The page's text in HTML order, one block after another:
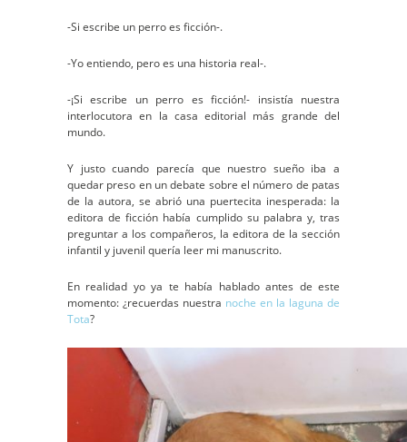
-Si escribe un perro es ficción-.
-Yo entiendo, pero es una historia real-.
-¡Si escribe un perro es ficción!- insistía nuestra
interlocutora en la casa editorial más grande del
mundo.
Y justo cuando parecía que nuestro sueño iba a
quedar preso en un debate sobre el número de patas
de la autora, se abrió una puertecita inesperada: la
editora de ficción había cumplido su palabra y, tras
preguntar a los compañeros, la editora de la sección
infantil y juvenil quería leer mi manuscrito.
En realidad yo ya te había hablado antes de este
momento: ¿recuerdas nuestra noche en la laguna de
Tota?